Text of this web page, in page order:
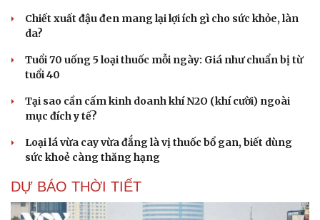
Chiết xuất đậu đen mang lại lợi ích gì cho sức khỏe, làn
da?
Tuổi 70 uống 5 loại thuốc mỗi ngày: Giá như chuẩn bị từ
tuổi 40
Tại sao cần cấm kinh doanh khí N2O (khí cười) ngoài
mục đích y tế?
Loại lá vừa cay vừa đắng là vị thuốc bổ gan, biết dùng
sức khoẻ càng thăng hạng
DỰ BÁO THỜI TIẾT